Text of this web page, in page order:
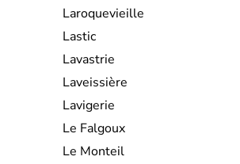
Laroquevieille
Lastic
Lavastrie
Laveissière
Lavigerie
Le Falgoux
Le Monteil